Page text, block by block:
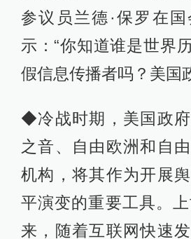
参议员兰德·保罗在
示：“你知道谁是世界
假信息传播者吗？美国
◆冷战时期，美国政
之音、自由欧洲和自
机构，将其作为开展
平演变的重要工具。
来，随着互联网快速